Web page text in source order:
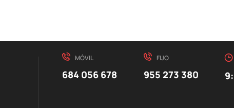
MÓVIL
684 056 678
FIJO
955 273 380